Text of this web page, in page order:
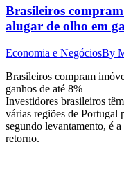
Brasileiros
alugar de olho em
Economia e NegóciosBy
Brasileiros compram
ganhos de até 8%
Investidores brasileiros
várias regiões de Portugal
segundo levantamento, é
retorno.